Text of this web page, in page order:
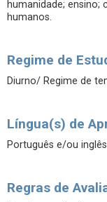
humanidade; ensino;
humanos.
Regime de
Diurno/ Regime de
Língua(s) de
Português e/ou inglês
Regras de